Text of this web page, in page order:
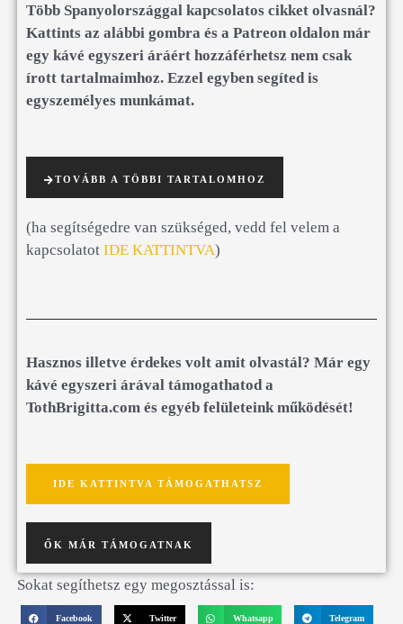
Több Spanyolországgal kapcsolatos cikket olvasnál?
Kattints az alábbi gombra és a Patreon oldalon már
egy kávé egyszeri áráért hozzáférhetsz nem csak
írott tartalmaimhoz. Ezzel egyben segíted is
egyszemélyes munkámat.
TOVÁBB A TÖBBI TARTALOMHOZ
(ha segítségedre van szükséged, vedd fel velem a
kapcsolatotIDE KATTINTVA)
Hasznos illetve érdekes volt amit olvastál? Már egy
kávé egyszeri árával támogathatod a
TothBrigitta.com és egyéb felületeink működését!
IDE KATTINTVA TÁMOGATHATSZ
ŐK MÁR TÁMOGATNAK
Sokat segíthetsz egy megosztással is:
Facebook Twitter Whatsapp Telegram